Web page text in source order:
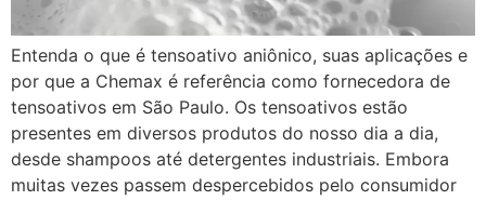
Entenda o que é tensoativo aniônico, suas aplicações e
por que a Chemax é referência como fornecedora de
tensoativos em São Paulo. Os tensoativos estão
presentes em diversos produtos do nosso dia a dia,
desde shampoos até detergentes industriais. Embora
muitas vezes passem despercebidos pelo consumidor